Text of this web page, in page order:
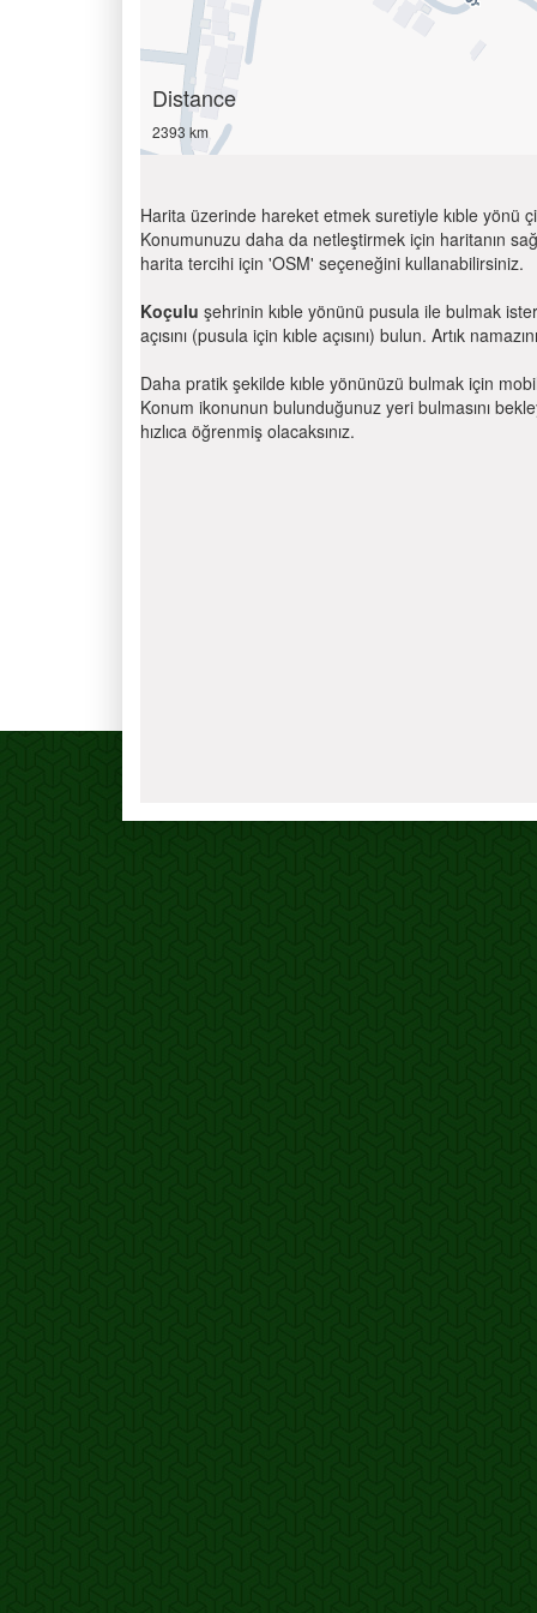
Distance
2393 km
Harita üzerinde hareket etmek suretiyle kıble yönü
Konumunuzu daha da netleştirmek için haritanın
harita tercihi için 'OSM' seçeneğini kullanabilirsiniz.
Koçulu şehrinin kıble yönünü pusula ile bulmak
açısını (pusula için kıble açısını) bulun. Artık
Daha pratik şekilde kıble yönünüzü bulmak için
Konum ikonunun bulunduğunuz yeri bulmasını
hızlıca öğrenmiş olacaksınız.